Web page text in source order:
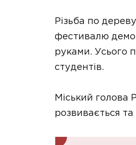
Різьба по
фестивалю
руками. Усього
студентів.
Міський голова
розвивається